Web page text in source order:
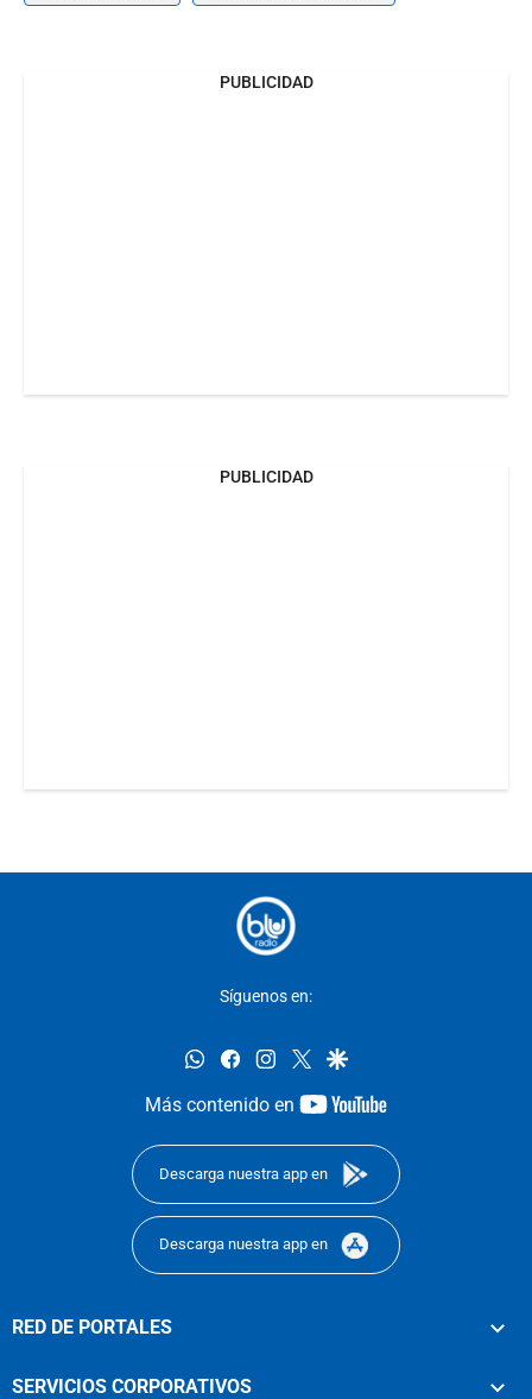
PUBLICIDAD
PUBLICIDAD
Síguenos en:
whatsappfacebookinstagram
twittergoogle
Más contenido en
youtube-
Descarga nuestra app en
Descarga nuestra app en
RED DE PORTALES
SERVICIOS CORPORATIVOS